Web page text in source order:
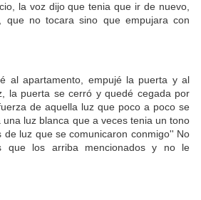
la voz dijo que tenia que ir de nuevo,
que no tocara sino que empujara con
al apartamento, empujé la puerta y al
la puerta se cerró y quedé cegada por
de aquella luz que poco a poco se
luz blanca que a veces tenia un tono
de luz que se comunicaron conmigo'' No
los arriba mencionados y no le